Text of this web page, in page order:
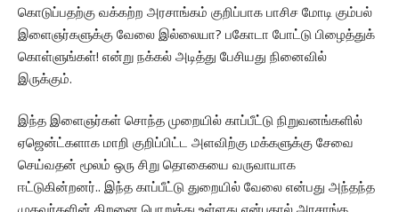
கொடுப்பதற்கு வக்கற்ற அரசாங்கம் குறிப்பாக பாசிச மோடி கும்பல்
இளைஞர்களுக்கு வேலை இல்லையா? பகோடா போட்டு பிழைத்துக்
கொள்ளுங்கள்! என்று நக்கல் அடித்து பேசியது நினைவில்
இருக்கும்.
இந்த இளைஞர்கள் சொந்த முறையில் காப்பீட்டு நிறுவனங்களில்
ஏஜென்ட்களாக மாறி குறிப்பிட்ட அளவிற்கு மக்களுக்கு சேவை
செய்வதன் மூலம் ஒரு சிறு தொகையை வருவாயாக
ஈட்டுகின்றனர்.. இந்த காப்பீட்டு துறையில் வேலை என்பது அந்தந்த
முகவர்களின் திறனை பொறுத்து உள்ளது என்பதால் அரசாங்க